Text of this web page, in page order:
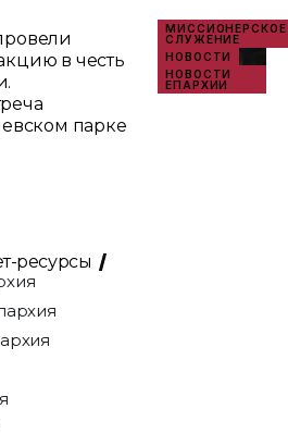
МИССИОНЕРСКОЕ
СЛУЖЕНИЕ
НОВОСТИ
НОВОСТИ
ЕПАРХИИ
в честь
парке
ресурсы